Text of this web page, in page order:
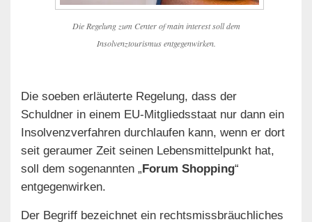
Die Regelung zum Center of main interest soll dem
Insolvenztourismus entgegenwirken.
Die soeben erläuterte Regelung, dass der
Schuldner in einem EU-Mitgliedsstaat nur dann ein
Insolvenzverfahren durchlaufen kann, wenn er dort
seit geraumer Zeit seinen Lebensmittelpunkt hat,
soll dem sogenannten „ Forum Shopping“
entgegenwirken.
Der Begriff bezeichnet ein rechtsmissbräuchliches